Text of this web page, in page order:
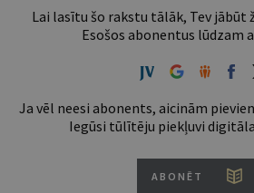
Lai lasītu šo rakstu tālāk, Tev jābūt
Esošos abonentus lūdzam
Ja vēl neesi abonents, aicinām
Iegūsi tūlītēju piekļuvi
ABONĒT